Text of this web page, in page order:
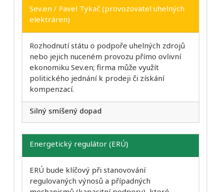
Sev.en / Pavel Tykač (provozovatel uhelných
elektráren)
Rozhodnutí státu o podpoře uhelných zdrojů
nebo jejich nuceném provozu přímo ovlivní
ekonomiku Sev.en; firma může využít
politického jednání k prodeji či získání
kompenzací.
Silný smíšený dopad
Energetický regulátor (ERÚ)
ERÚ bude klíčový při stanovování
regulovaných výnosů a případných